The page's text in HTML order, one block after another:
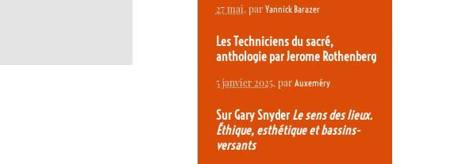
27 mai, par Yannick Barazer
Les Techniciens du sacré,
anthologie par Jerome Rothenberg
5 janvier 2025, par Auxeméry
Sur Gary SnyderLe sens des lieux.
Éthique, esthétique et bassins-
versants